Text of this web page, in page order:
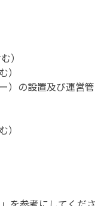
）
）の設置及び運営管